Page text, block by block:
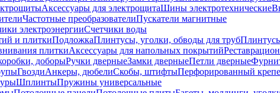
Аксессуары для электрощитаШины электротехнические
Частотные преобразователиПускатели магнитные
электроэнергииСчетчики воды
и плиткиПодложкаПлинтусы, уголки, обводы для труб
плиткиАксессуары для напольных покрытий
доборыРучки дверныеЗамки дверныеПетли дверные
ГвоздиАнкеры, дюбелиСкобы, штифтыПерфорированный
ШплинтыПружины универсальные